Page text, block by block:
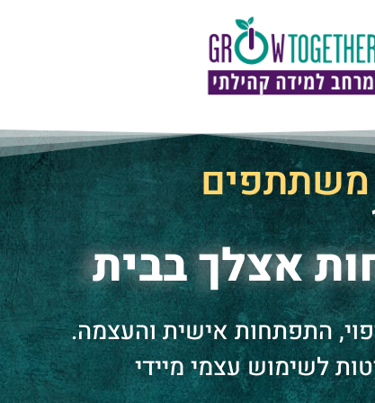
משתתפים
אצלך בבית
התפתחות אישית והעצמה.
לשימוש עצמי מיידי